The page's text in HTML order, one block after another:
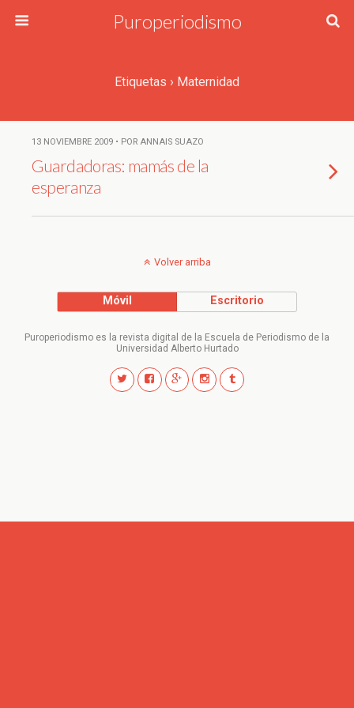
Puroperiodismo
Etiquetas › Maternidad
13 NOVIEMBRE 2009 • POR ANNAIS SUAZO
Guardadoras: mamás de la
esperanza
Volver arriba
Móvil Escritorio
Puroperiodismo es la revista digital de la Escuela de Periodismo de la
Universidad Alberto Hurtado